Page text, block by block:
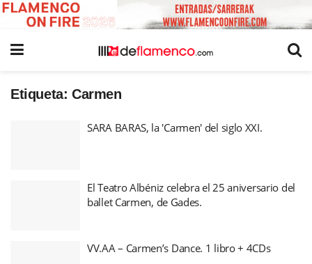
Etiqueta: Carmen
SARA BARAS, la 'Carmen' del siglo XXI.
El Teatro Albéniz celebra el 25 aniversario del
ballet Carmen, de Gades.
VV.AA – Carmen’s Dance. 1 libro + 4CDs